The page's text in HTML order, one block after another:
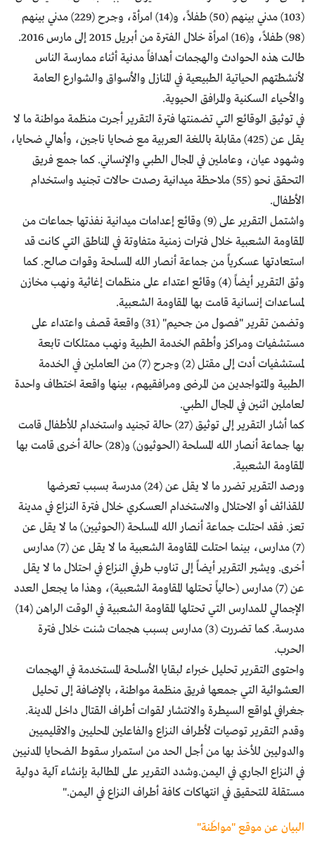
(103) مدني بينهم (50) طفلاً، و(14) امرأة، وجرح (229) مدني بينهم
(98) طفلاً، و(16) امرأة خلال الفترة من أبريل 2015 إلى مارس 2016.
طالت هذه الحوادث والهجمات أهدافاً مدنية أثناء ممارسة الناس
لأنشطتهم الحياتية الطبيعية في المنازل والأسواق والشوارع العامة
والأحياء السكنية والمرافق الحيوية.
في توثيق الوقائع التي تضمنتها فترة التقرير أجرت منظمة مواطنة ما لا
يقل عن (425) مقابلة باللغة العربية مع ضحايا ناجين، وأهالي ضحايا،
وشهود عيان، وعاملين في المجال الطبي والإنساني. كما جمع فريق
التحقق نحو (55) ملاحظة ميدانية رصدت حالات تجنيد واستخدام
الأطفال.
واشتمل التقرير على (9) وقائع إعدامات ميدانية نفذتها جماعات من
المقاومة الشعبية خلال فترات زمنية متفاوتة في المناطق التي كانت قد
استعادتها عسكرياً من جماعة أنصار الله المسلحة وقوات صالح. كما
وثق التقرير أيضاً (4) وقائع اعتداء على منظمات إغاثية ونهب مخازن
لمساعدات إنسانية قامت بها المقاومة الشعبية.
وتضمن تقرير "فصول من جحيم" (31) واقعة قصف واعتداء على
مستشفيات ومراكز وأطقم الخدمة الطبية ونهب ممتلكات تابعة
لمستشفيات أدت إلى مقتل (2) وجرح (7) من العاملين في الخدمة
الطبية والمتواجدين من المرضى ومرافقيهم، بينها واقعة اختطاف واحدة
لعاملين اثنين في المجال الطبي.
كما أشار التقرير إلى توثيق (27) حالة تجنيد واستخدام للأطفال قامت
بها جماعة أنصار الله المسلحة (الحوثيون) و(28) حالة أخرى قامت بها
المقاومة الشعبية.
ورصد التقرير تضرر ما لا يقل عن (24) مدرسة بسبب تعرضها
للقذائف أو الاحتلال والاستخدام العسكري خلال فترة النزاع في مدينة
تعز. فقد احتلت جماعة أنصار الله المسلحة (الحوثيين) ما لا يقل عن
(7) مدارس، بينما احتلت المقاومة الشعبية ما لا يقل عن (7) مدارس
أخرى. ويشير التقرير أيضاً إلى تناوب طرفي النزاع في احتلال ما لا يقل
عن (7) مدارس (حالياً تحتلها المقاومة الشعبية)، وهذا ما يجعل العدد
الإجمالي للمدارس التي تحتلها المقاومة الشعبية في الوقت الراهن (14)
مدرسة. كما تضررت (3) مدارس بسبب هجمات شنت خلال فترة
الحرب.
واحتوى التقرير تحليل خبراء لبقايا الأسلحة المستخدمة في الهجمات
العشوائية التي جمعها فريق منظمة مواطنة، بالإضافة إلى تحليل
جغرافي لمواقع السيطرة والانتشار لقوات أطراف القتال داخل المدينة.
وقدم التقرير توصيات لأطراف النزاع والفاعلين المحليين والاقليميين
والدوليين للأخذ بها من أجل الحد من استمرار سقوط الضحايا المدنيين
في النزاع الجاري في اليمن.وشدد التقرير على المطالبة بإنشاء آلية دولية
مستقلة للتحقيق في انتهاكات كافة أطراف النزاع في اليمن."
البيان عن موقع "مواطَنة"